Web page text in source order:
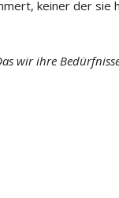
keiner der sie
wir ihre